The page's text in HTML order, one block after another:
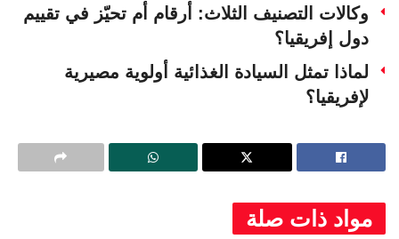
وكالات التصنيف الثلاث: أرقام أم تحيّز في تقييم
دول إفريقيا؟
لماذا تمثل السيادة الغذائية أولوية مصيرية
لإفريقيا؟
مواد ذات صلة